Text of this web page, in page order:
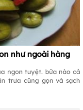
như ngoài hàng
ngon tuyệt. bữa nào cả
trưa cũng gọn và sạch